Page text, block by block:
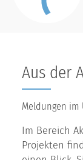
Aus der
Meldungen im
Im Bereich
Projekten